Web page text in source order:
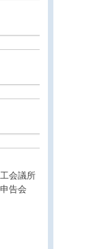
会議所
告会